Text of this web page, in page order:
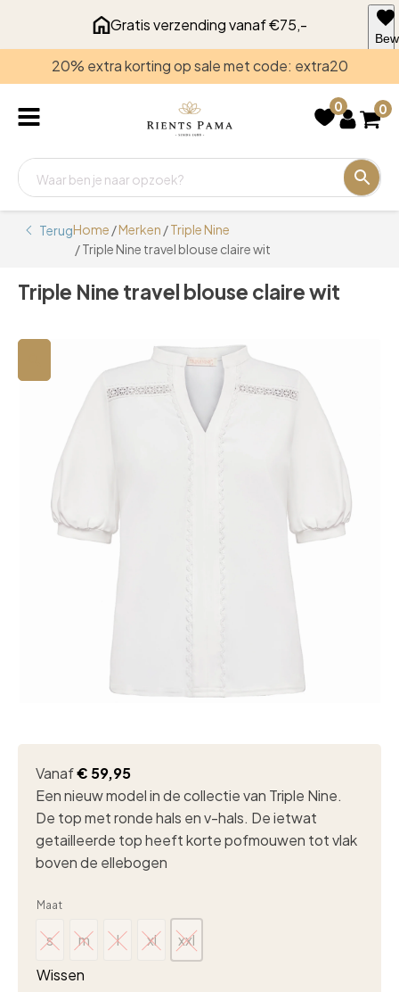
Gratis verzending vanaf €75,-
20% extra korting op sale met code: extra20
0 0
TerugHome /Merken /Triple Nine
/ Triple Nine travel blouse claire wit
Triple Nine travel blouse claire wit
Vanaf€ 59,95
Een nieuw model in de collectie van Triple Nine.
De top met ronde hals en v-hals. De ietwat
getailleerde top heeft korte pofmouwen tot vlak
boven de ellebogen
Maat
s
s
m
m
l
l
xl
xl
xxl
xxl
Wissen
voor